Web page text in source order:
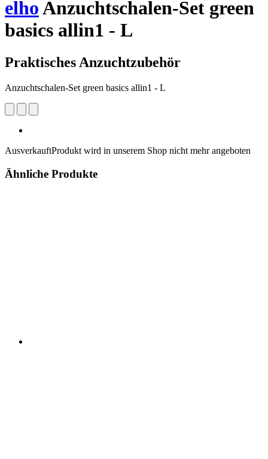
elhoAnzuchtschalen-Set green
basics allin1 - L
Praktisches Anzuchtzubehör
Anzuchtschalen-Set green basics allin1 - L
AusverkauftProdukt wird in unserem Shop nicht mehr angeboten
Ähnliche Produkte